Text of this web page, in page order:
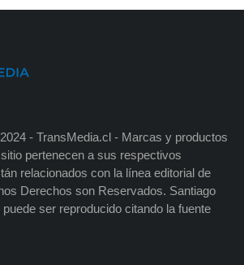
- TransMedia.cl - Marcas y productos
pertenecen a sus respectivos
relacionados con la línea editorial de
Derechos son Reservados. Santiago
ser reproducido citando la fuente